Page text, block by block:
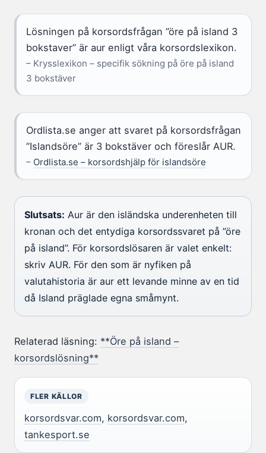
Lösningen på korsordsfrågan ”öre på island 3
bokstaver” är aur enligt våra korsordslexikon.
– Krysslexikon – specifik sökning på öre på island
3 bokstäver
Ordlista.se anger att svaret på korsordsfrågan
”Islandsöre” är 3 bokstäver och föreslår AUR.
– Ordlista.se – korsordshjälp för islandsöre
Slutsats: Aur är den isländska underenheten till
kronan och det entydiga korsordssvaret på ”öre
på island”. För korsordslösaren är valet enkelt:
skriv AUR. För den som är nyfiken på
valutahistoria är aur ett levande minne av en tid
då Island präglade egna småmynt.
Relaterad läsning: **Öre på island –
korsordslösning**
FLER KÄLLOR
korsordsvar.com, korsordsvar.com,
tankesport.se